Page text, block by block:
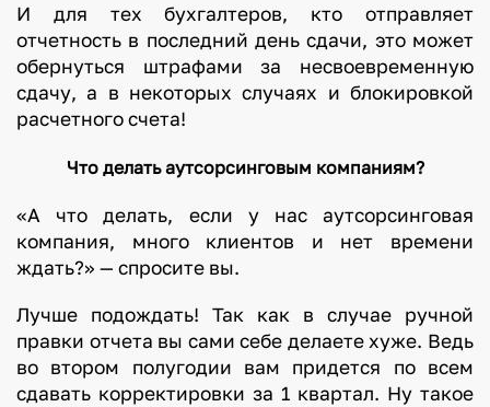
И для тех бухгалтеров, кто отправляет
отчетность в последний день сдачи, это может
обернуться штрафами за несвоевременную
сдачу, а в некоторых случаях и блокировкой
расчетного счета!
Что делать аутсорсинговым компаниям?
«А что делать, если у нас аутсорсинговая
компания, много клиентов и нет времени
ждать?» — спросите вы.
Лучше подождать! Так как в случае ручной
правки отчета вы сами себе делаете хуже. Ведь
во втором полугодии вам придется по всем
сдавать корректировки за 1 квартал. Ну такое